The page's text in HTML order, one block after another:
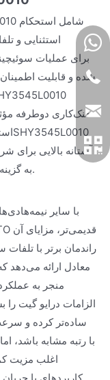
استثنایی و
شده و قابلیت
خنک‌کاری دوطرفه
آستانه بالایی برای
به گزینه‌ای ارجح برای تأسیسات حیاتی تبدیل می‌کند.
منجر به
ساده‌تر کرده و
کاربردهای با